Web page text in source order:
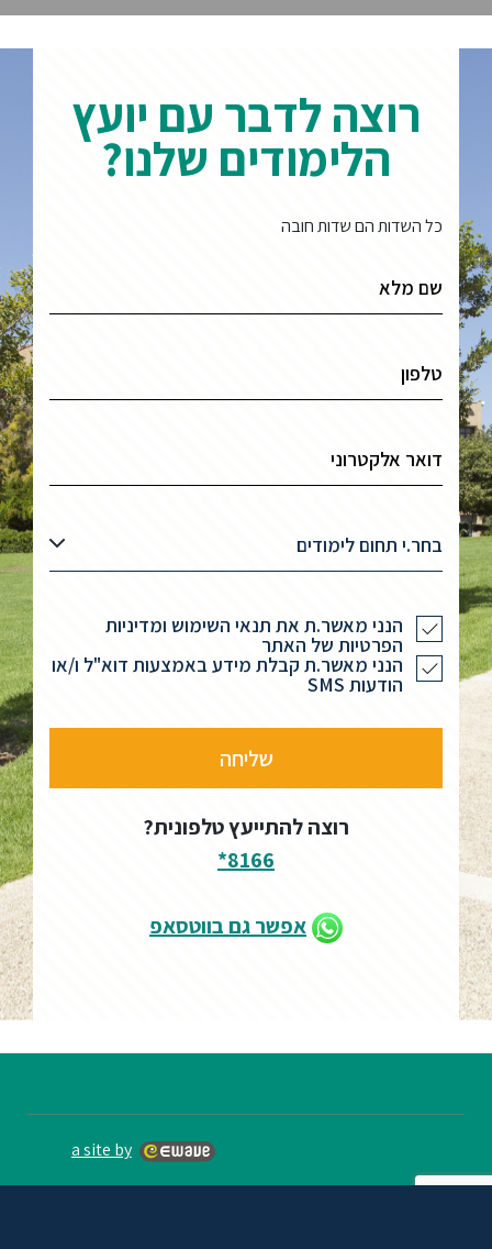
רוצה לדבר עם יועץ
הלימודים שלנו?
כל השדות הם שדות חובה
בחר.י תחום לימודים
הנני מאשר.ת את תנאי השימוש ומדיניות
הפרטיות של האתר
הנני מאשר.ת קבלת מידע באמצעות דוא"ל ו/או
הודעות SMS
רוצה להתייעץ טלפונית?
8166*
אפשר גם בווטסאפ
a site by